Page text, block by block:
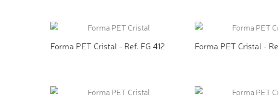
Forma PET Cristal - Ref. FG 412 Forma PET Cristal -